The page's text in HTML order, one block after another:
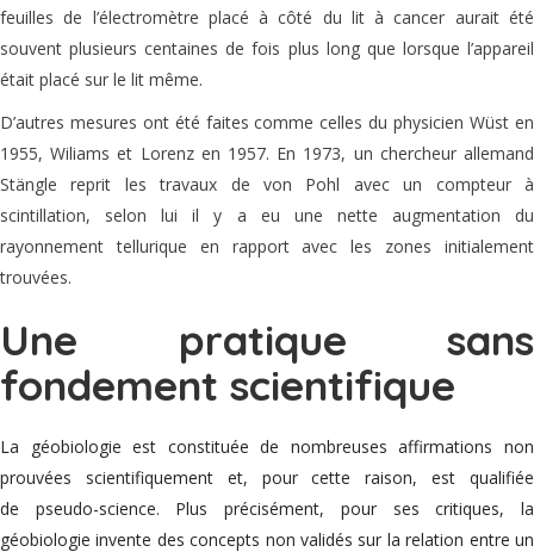
feuilles de l’électromètre placé à côté du lit à cancer aurait été
souvent plusieurs centaines de fois plus long que lorsque l’appareil
était placé sur le lit même.
D’autres mesures ont été faites comme celles du physicien Wüst en
1955, Wiliams et Lorenz en 1957. En 1973, un chercheur allemand
Stängle reprit les travaux de von Pohl avec un compteur à
scintillation, selon lui il y a eu une nette augmentation du
rayonnement tellurique en rapport avec les zones initialement
trouvées.
Une pratique sans
fondement scientifique
La géobiologie est constituée de nombreuses affirmations non
prouvées scientifiquement et, pour cette raison, est qualifiée
de pseudo-science. Plus précisément, pour ses critiques, la
géobiologie invente des concepts non validés sur la relation entre un